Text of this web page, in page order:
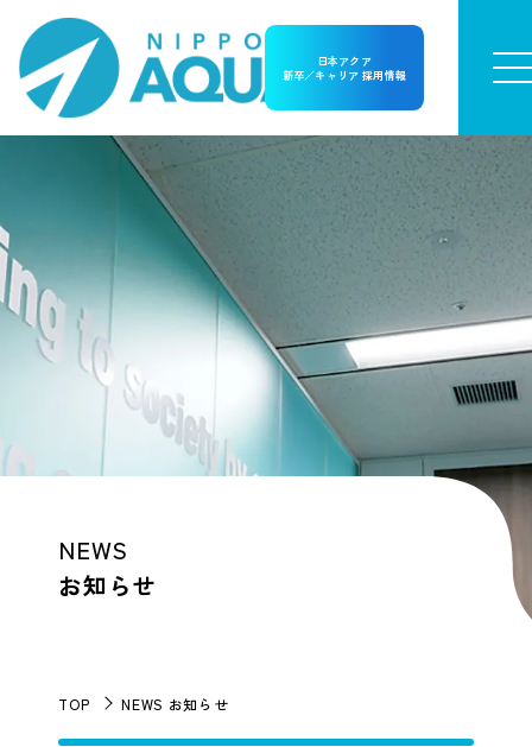
日本アクア
新卒／キャリア 採用情報
NEWS
お知らせ
TOP NEWS お知らせ